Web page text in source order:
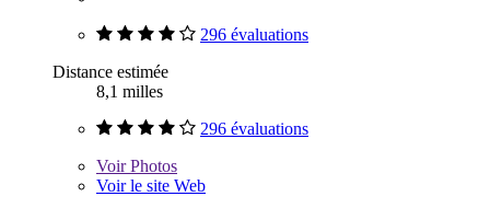
296 évaluations
Distance estimée
8,1 milles
296 évaluations
VoirPhotos
Voir le site Web